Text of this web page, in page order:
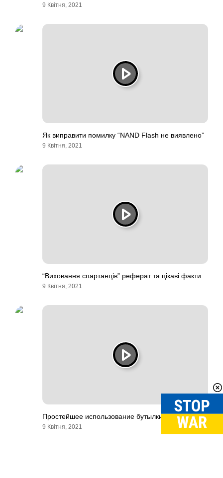
9 Квітня, 2021
Як виправити помилку “NAND Flash не виявлено”
9 Квітня, 2021
“Виховання спартанців” реферат та цікаві факти
9 Квітня, 2021
Простейшее использование бутылки
9 Квітня, 2021